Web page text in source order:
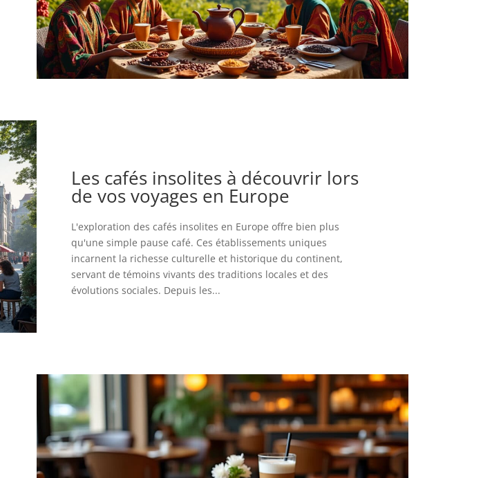
Les cafés insolites à découvrir lors
de vos voyages en Europe
L'exploration des cafés insolites en Europe offre bien plus
qu'une simple pause café. Ces établissements uniques
incarnent la richesse culturelle et historique du continent,
servant de témoins vivants des traditions locales et des
évolutions sociales. Depuis les...